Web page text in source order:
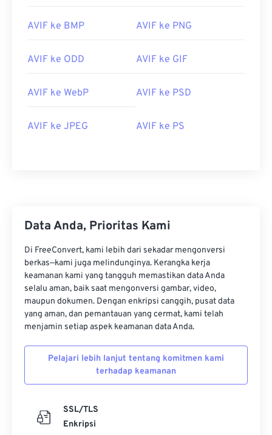
AVIF ke BMP AVIF ke PNG
AVIF ke ODD AVIF ke GIF
AVIF ke WebP AVIF ke PSD
AVIF ke JPEG AVIF ke PS
Data Anda, Prioritas Kami
Di FreeConvert, kami lebih dari sekadar mengonversi
berkas—kami juga melindunginya. Kerangka kerja
keamanan kami yang tangguh memastikan data Anda
selalu aman, baik saat mengonversi gambar, video,
maupun dokumen. Dengan enkripsi canggih, pusat data
yang aman, dan pemantauan yang cermat, kami telah
menjamin setiap aspek keamanan data Anda.
Pelajari lebih lanjut tentang komitmen kami
terhadap keamanan
SSL/TLS
Enkripsi